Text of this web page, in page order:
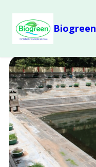
Biogreen